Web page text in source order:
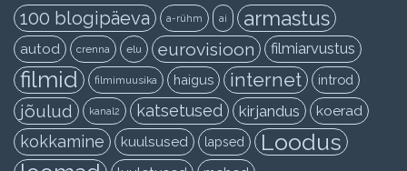
100 blogipäeva a-rühm ai armastus
autod crenna elu eurovisioon filmiarvustus
filmid filmimuusika haigus internet introd
jõulud kanal2 katsetused kirjandus koerad
kokkamine kuulsused lapsed Loodus